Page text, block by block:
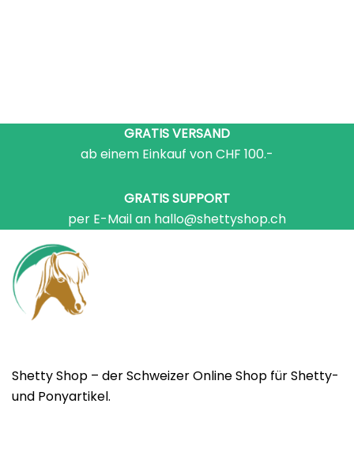
GRATIS VERSAND
ab einem Einkauf von CHF 100.-
GRATIS SUPPORT
per E-Mail an hallo@shettyshop.ch
Shetty Shop – der Schweizer Online Shop für Shetty-
und Ponyartikel.